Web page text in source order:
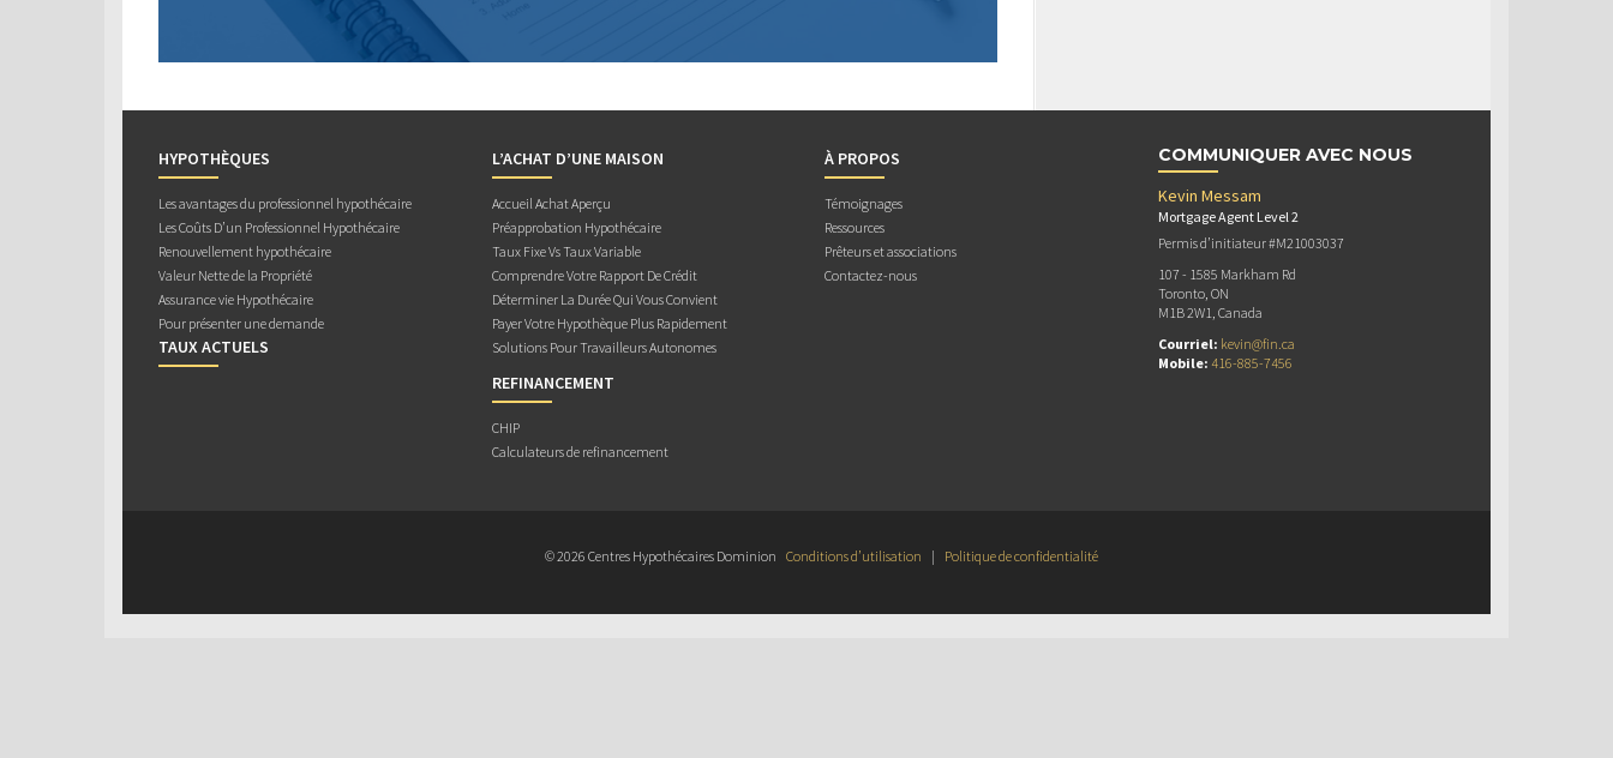
HYPOTHÈQUES
Les avantages du professionnel hypothécaire
Les Coûts D’un Professionnel Hypothécaire
Renouvellement hypothécaire
Valeur Nette de la Propriété
Assurance vie Hypothécaire
Pour présenter une demande
TAUX ACTUELS
L’ACHAT D’UNE MAISON
Accueil Achat Aperçu
Préapprobation Hypothécaire
Taux Fixe Vs Taux Variable
Comprendre Votre Rapport De Crédit
Déterminer La Durée Qui Vous Convient
Payer Votre Hypothèque Plus Rapidement
Solutions Pour Travailleurs Autonomes
REFINANCEMENT
CHIP
Calculateurs de refinancement
À PROPOS
Témoignages
Ressources
Prêteurs et associations
Contactez-nous
COMMUNIQUER AVEC NOUS
Kevin Messam
Mortgage Agent Level 2
Permis d’initiateur #M21003037
107 - 1585 Markham Rd
Toronto, ON
M1B 2W1, Canada
Courriel: kevin@fin.ca
Mobile: 416-885-7456
© 2026 Centres Hypothécaires Dominion Conditions d’utilisation | Politique de confidentialité